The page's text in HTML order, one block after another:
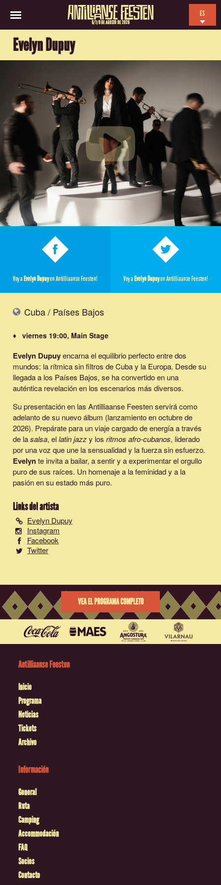
6/7/8 DE AGOSTO DE 2026
ES
Evelyn Dupuy
Voy aEvelyn Dupuyen Antilliaanse Feesten! Voy aEvelyn Dupuyen Antilliaanse Feesten!
Cuba / Países Bajos
♦ viernes 19:00, Main Stage
Evelyn Dupuyencarna el equilibrio perfecto entre dos
mundos: la rítmica sin filtros de Cuba y la Europa. Desde su
llegada a los Países Bajos, se ha convertido en una
auténtica revelación en los escenarios más diversos.
Su presentación en las Antilliaanse Feesten servirá como
adelanto de su nuevo álbum (lanzamiento en octubre de
2026). Prepárate para un viaje cargado de energía a través
de lasalsa, ellatin jazzy los ritmos afro-cubanos, liderado
por una voz que une la sensualidad y la fuerza sin esfuerzo.
Evelynte invita a bailar, a sentir y a experimentar el orgullo
puro de sus raíces. Un homenaje a la feminidad y a la
pasión en su estado más puro.
Links del artista
Evelyn Dupuy
Instagram
Facebook
Twitter
VEA EL PROGRAMA COMPLETO
Antilliaanse Feesten
Inicio
Programa
Noticias
Tickets
Archivo
Información
General
Ruta
Camping
Accommodación
FAQ
Socios
Contacto